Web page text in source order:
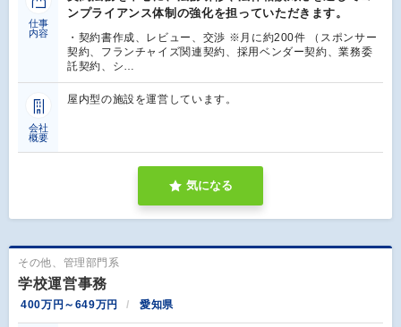
仕事
内容
ンプライアンス体制の強化を担っていただきます。
・契約書作成、レビュー、交渉 ※月に約200件 （スポンサー
契約、フランチャイズ関連契約、採用ベンダー契約、業務委
託契約、シ…
会社
概要
屋内型の施設を運営しています。
気になる
その他、管理部門系
学校運営事務
400万円～649万円 愛知県